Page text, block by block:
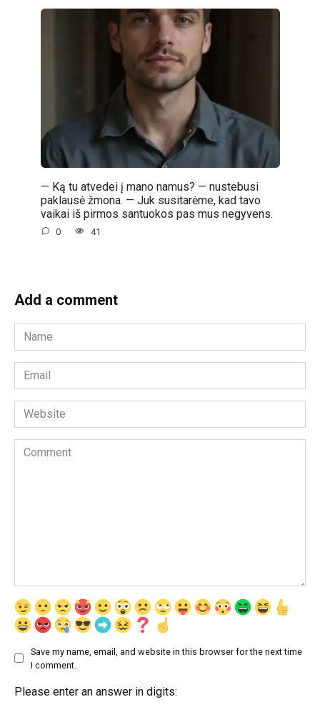
— Ką tu atvedei į mano namus? — nustebusi
paklausė žmona. — Juk susitarėme, kad tavo
vaikai iš pirmos santuokos pas mus negyvens.
0 41
Add a comment
Name
*
Email
*
Website
Comment
Save my name, email, and website in this browser for the next time
I comment.
Please enter an answer in digits: